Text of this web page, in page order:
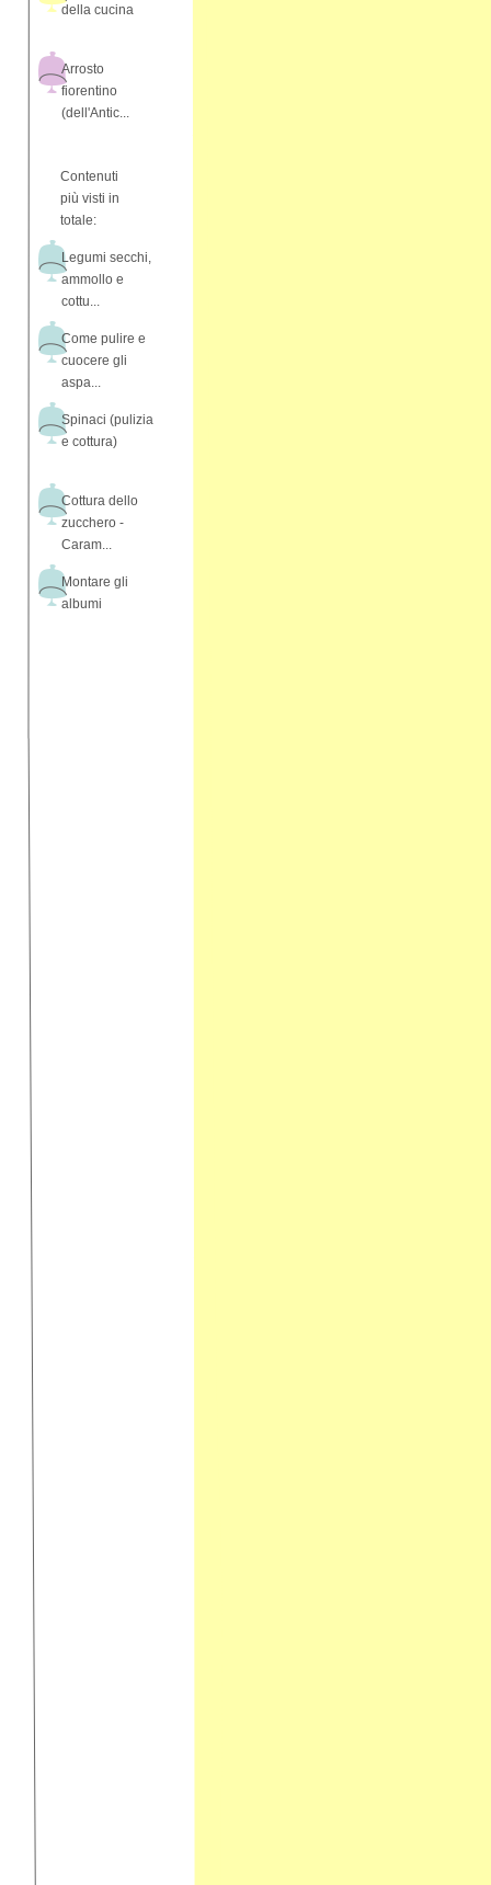
della cucina
Arrosto
fiorentino
(dell'Antic...
Contenuti
più visti in
totale:
Legumi secchi,
ammollo e
cottu...
Come pulire e
cuocere gli
aspa...
Spinaci (pulizia
e cottura)
Cottura dello
zucchero -
Caram...
Montare gli
albumi